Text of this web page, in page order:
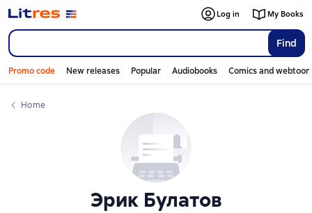
Find
Log in My Books
Promo code New releases Popular Audiobooks Comics and
Home
Эрик Булатов
Слайдер с книгами
Слайдер с книгами